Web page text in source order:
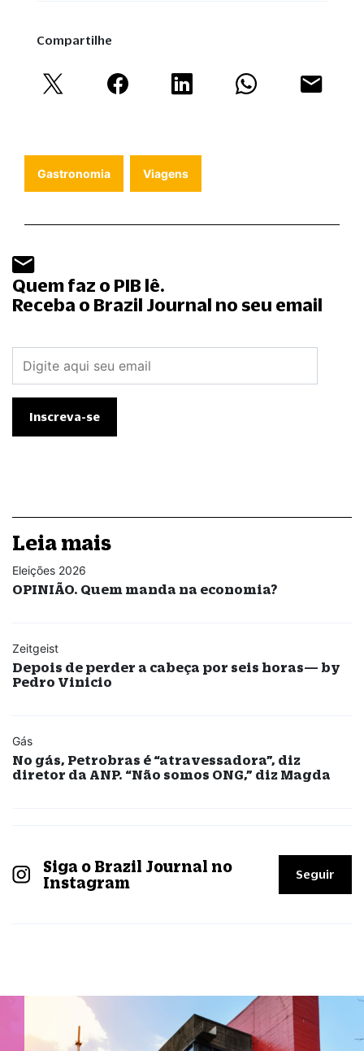
Compartilhe
Gastronomia Viagens
Quem faz o PIB lê.
Receba o Brazil Journal no seu email
Leia mais
Eleições 2026
OPINIÃO. Quem manda na economia?
Zeitgeist
Depois de perder a cabeça por seis horas— by
Pedro Vinicio
Gás
No gás, Petrobras é “atravessadora”, diz
diretor da ANP. “Não somos ONG,” diz Magda
Siga o Brazil Journal no
Instagram
Seguir